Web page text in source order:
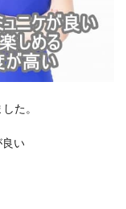
た。
良い